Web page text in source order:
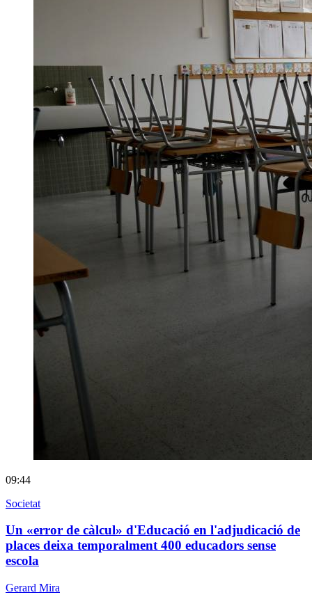
09:44
Societat
Un «error de càlcul» d'Educació en l'adjudicació de
places deixa temporalment 400 educadors sense
escola
Gerard Mira